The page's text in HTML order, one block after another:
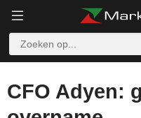
CFO Adyen: